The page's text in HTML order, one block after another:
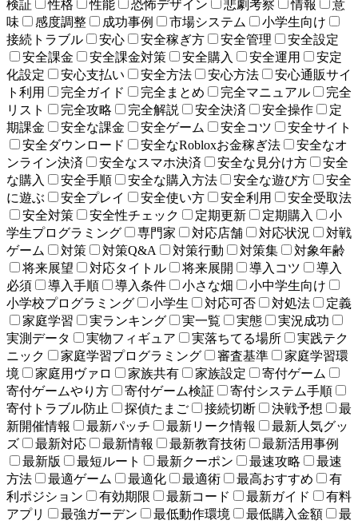
検証 性格 性能 恐怖デザイン 悲劇考察 情報
意
味
感度調整 成功事例 市場システム
小学生向け
接続トラブル
安心 安全稼ぎ方 安全管理
安全設定
安全課金
安全課金対策 安全購入 安全運用
安定
化設定
安心支払い 安全方法 安心方法
安心通販サイ
ト利用
完全ガイド 完全まとめ 完全マニュアル
完全
リスト
完全攻略 完全解説 安全決済 安全操作
定
期課金
安全な課金 安全ゲーム 安全コツ
安全サイト
安全ダウンロード
安全なRobloxお金稼ぎ法
安全なオ
ンライン決済
安全なスマホ決済 安全な見分け方
安全
な購入
安全手順 安全な購入方法 安全な遊び方
安全
に遊ぶ
安全プレイ 安全使い方 安全利用
安全受取法
安全対策
安全性チェック 定期更新 定期購入
小
学生プログラミング
専門家 対応店舗 対応状況
対戦
ゲーム
対策 対策Q&A 対策行動 対策集
対象年齢
将来展望
対応タイトル 将来展開 導入コツ
導入
必須
導入手順 導入条件 小さな畑
小中学生向け
小学校プログラミング
小学生 対応可否 対処法
定義
家庭学習
実ランキング 実一覧 実態
実況成功
実測データ
実物フィギュア 実落ちてる場所
実践テク
ニック
家庭学習プログラミング 審査基準
家庭学習環
境
家庭用ヴァロ 家族共有 家族設定
寄付ゲーム
寄付ゲームやり方
寄付ゲーム検証
寄付システム手順
寄付トラブル防止
探偵たまご 接続切断 決戦予想
最
新開催情報
最新パッチ 最新リーク情報
最新人気グッ
ズ
最新対応 最新情報 最新教育技術
最新活用事例
最新版
最短ルート 最新クーポン 最速攻略
最速
方法
最適ゲーム 最適化 最適術 最高おすすめ
有
利ポジション
有効期限 最新コード 最新ガイド
有料
アプリ
最強ガーデン 最低動作環境 最低購入金額
最